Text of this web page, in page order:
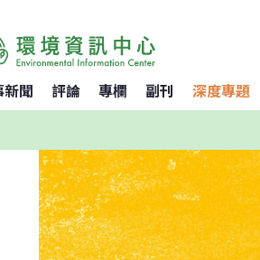
新聞 評論 專欄 副刊 深度專題